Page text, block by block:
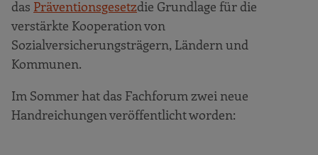
das Präventionsgesetzdie Grundlage für die
verstärkte Kooperation von
Sozialversicherungsträgern, Ländern und
Kommunen.
Im Sommer hat das Fachforum zwei neue
Handreichungen veröffentlicht worden: